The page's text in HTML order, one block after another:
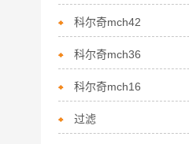
科尔奇mch42
科尔奇mch36
科尔奇mch16
过滤